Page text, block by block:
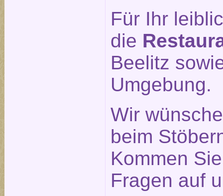
Für Ihr
die
Beelitz
Umgebung.
Wir
beim
Kommen
Fragen auf